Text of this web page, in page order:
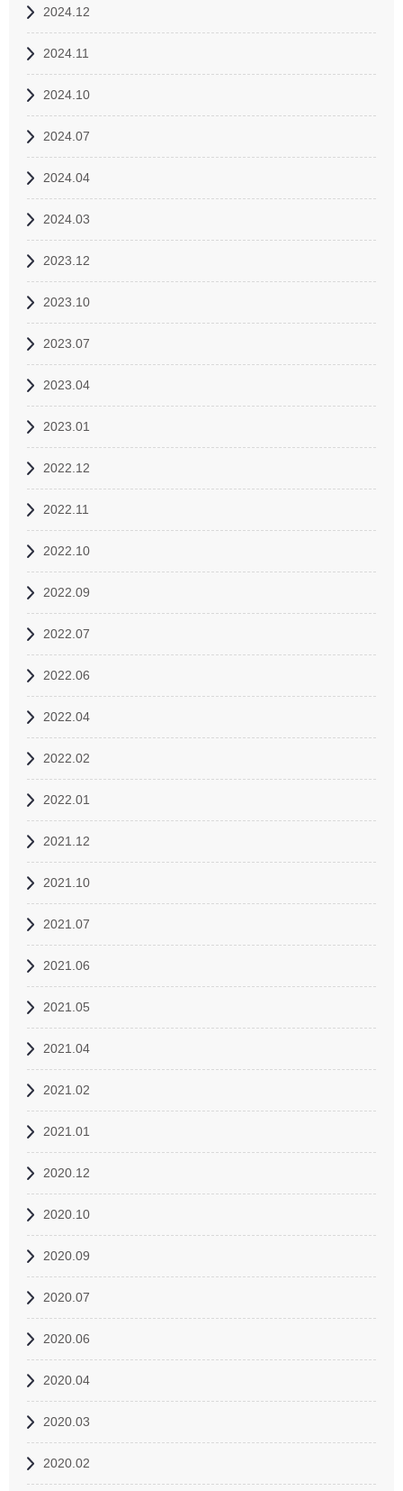
2024.12
2024.11
2024.10
2024.07
2024.04
2024.03
2023.12
2023.10
2023.07
2023.04
2023.01
2022.12
2022.11
2022.10
2022.09
2022.07
2022.06
2022.04
2022.02
2022.01
2021.12
2021.10
2021.07
2021.06
2021.05
2021.04
2021.02
2021.01
2020.12
2020.10
2020.09
2020.07
2020.06
2020.04
2020.03
2020.02